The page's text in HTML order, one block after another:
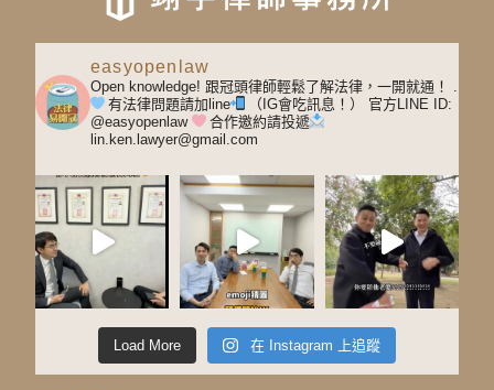
easyopenlaw
Open knowledge! 跟冠頭律師輕鬆了解法律，一開就通！
.
有法律問題請加line
（IG會吃訊息！）
官方LINE ID:
@easyopenlaw
合作邀約請投遞
lin.ken.lawyer@gmail.com
Load More 在 Instagram 上追蹤